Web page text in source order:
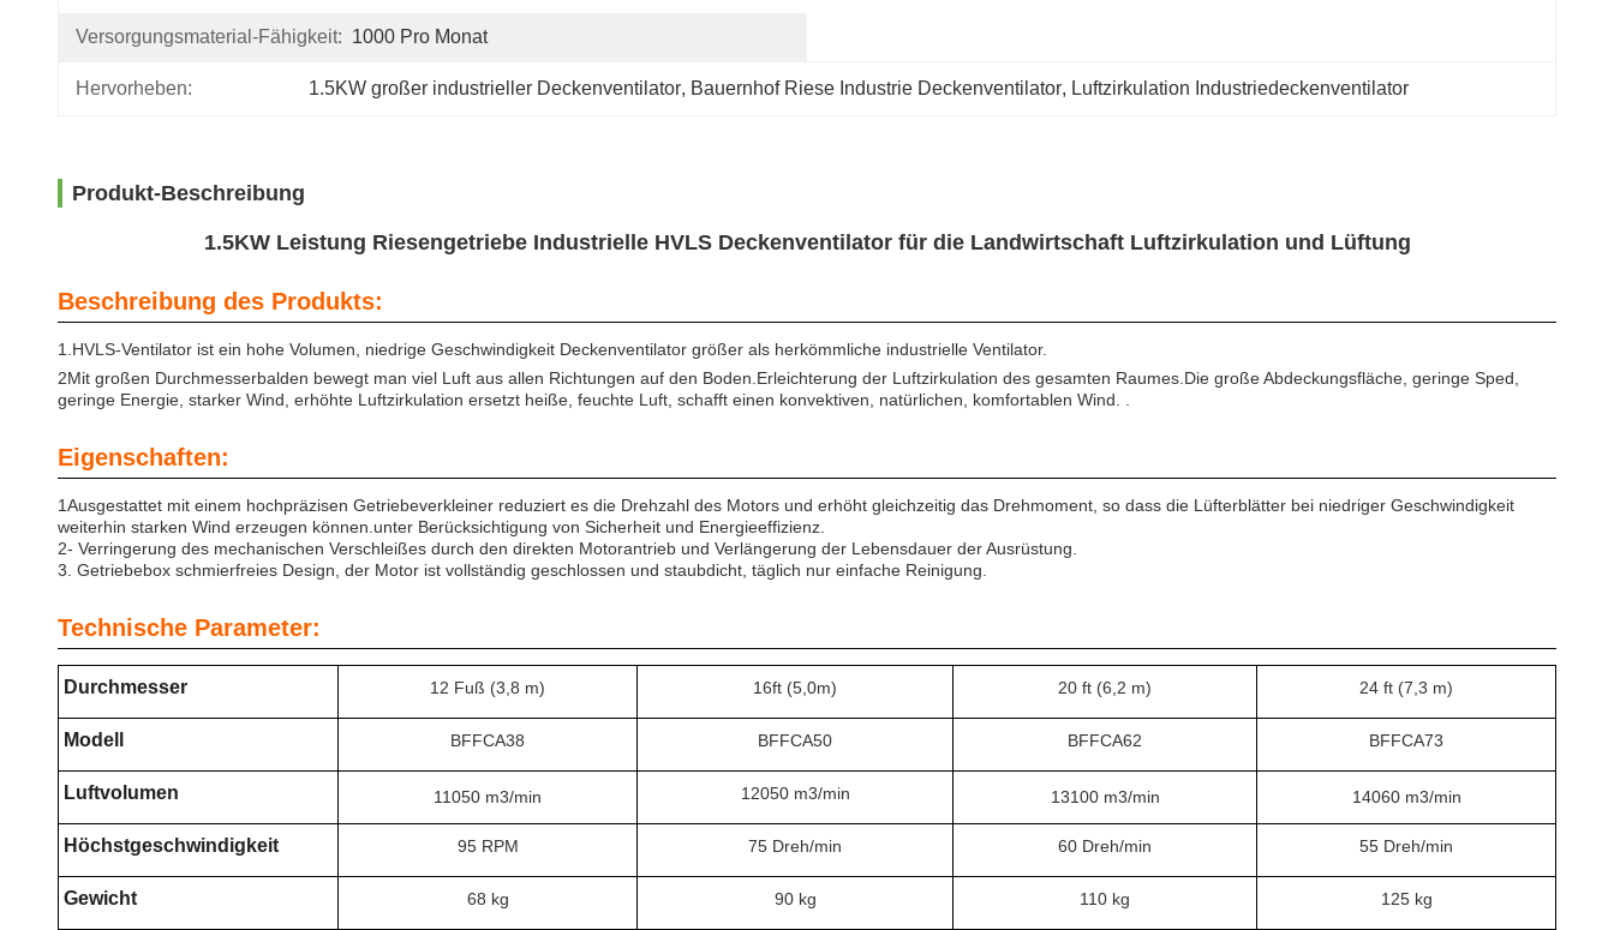
Versorgungsmaterial-Fähigkeit: 1000 Pro Monat
Hervorheben: 1.5KW großer industrieller Deckenventilator, Bauernhof Riese Industrie Deckenventilator, Luftzirkulation Industriedeckenventilator
Produkt-Beschreibung
1.5KW Leistung Riesengetriebe Industrielle HVLS Deckenventilator für die Landwirtschaft Luftzirkulation und Lüftung
Beschreibung des Produkts:
1.HVLS-Ventilator ist ein hohe Volumen, niedrige Geschwindigkeit Deckenventilator größer als herkömmliche industrielle Ventilator.
2Mit großen Durchmesserbalden bewegt man viel Luft aus allen Richtungen auf den Boden.Erleichterung der Luftzirkulation des gesamten Raumes.Die große Abdeckungsfläche, geringe Sped,
geringe Energie, starker Wind, erhöhte Luftzirkulation ersetzt heiße, feuchte Luft, schafft einen konvektiven, natürlichen, komfortablen Wind. .
Eigenschaften:
1Ausgestattet mit einem hochpräzisen Getriebeverkleiner reduziert es die Drehzahl des Motors und erhöht gleichzeitig das Drehmoment, so dass die Lüfterblätter bei niedriger Geschwindigkeit
weiterhin starken Wind erzeugen können.unter Berücksichtigung von Sicherheit und Energieeffizienz.
2- Verringerung des mechanischen Verschleißes durch den direkten Motorantrieb und Verlängerung der Lebensdauer der Ausrüstung.
3. Getriebebox schmierfreies Design, der Motor ist vollständig geschlossen und staubdicht, täglich nur einfache Reinigung.
Technische Parameter:
Durchmesser 12 Fuß (3,8 m) 16ft (5,0m) 20 ft (6,2 m) 24 ft (7,3 m)
Modell BFFCA38 BFFCA50 BFFCA62 BFFCA73
Luftvolumen 11050 m3/min 12050 m3/min 13100 m3/min 14060 m3/min
Höchstgeschwindigkeit 95 RPM 75 Dreh/min 60 Dreh/min 55 Dreh/min
Gewicht 68 kg 90 kg 110 kg 125 kg